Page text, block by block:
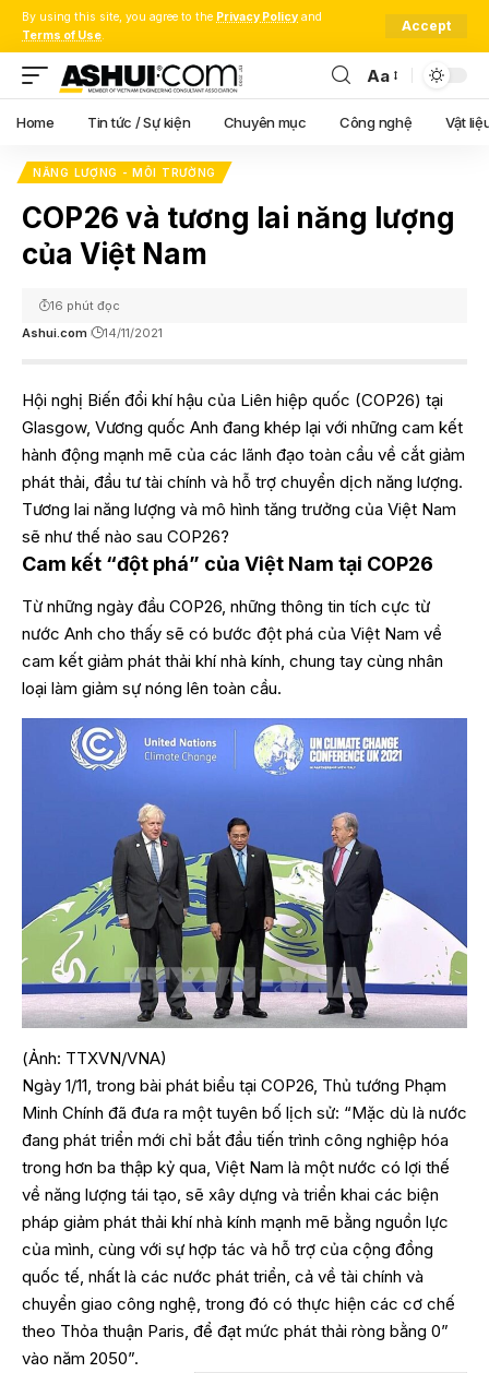
By using this site, you agree to the Privacy Policy and
Terms of Use.
Accept
Font
Resizer
Aa
Home Tin tức / Sự kiện Chuyên mục Công nghệ Vật
NĂNG LƯỢNG - MÔI TRƯỜNG
COP26 và tương lai năng lượng
của Việt Nam
Ashui.com 14/11/2021
16 phút đọc
Hội nghị Biến đổi khí hậu của Liên hiệp quốc (COP26) tại
Glasgow, Vương quốc Anh đang khép lại với những cam kết
hành động mạnh mẽ của các lãnh đạo toàn cầu về cắt giảm
phát thải, đầu tư tài chính và hỗ trợ chuyển dịch năng lượng.
Tương lai năng lượng và mô hình tăng trưởng của Việt Nam
sẽ như thế nào sau COP26?
Cam kết “đột phá” của Việt Nam tại COP26
Từ những ngày đầu COP26, những thông tin tích cực từ
nước Anh cho thấy sẽ có bước đột phá của Việt Nam về
cam kết giảm phát thải khí nhà kính, chung tay cùng nhân
loại làm giảm sự nóng lên toàn cầu.
(Ảnh: TTXVN/VNA)
Ngày 1/11, trong bài phát biểu tại COP26, Thủ tướng Phạm
Minh Chính đã đưa ra một tuyên bố lịch sử: “Mặc dù là nước
đang phát triển mới chỉ bắt đầu tiến trình công nghiệp hóa
trong hơn ba thập kỷ qua, Việt Nam là một nước có lợi thế
về năng lượng tái tạo, sẽ xây dựng và triển khai các biện
pháp giảm phát thải khí nhà kính mạnh mẽ bằng nguồn lực
của mình, cùng với sự hợp tác và hỗ trợ của cộng đồng
quốc tế, nhất là các nước phát triển, cả về tài chính và
chuyển giao công nghệ, trong đó có thực hiện các cơ chế
theo Thỏa thuận Paris, để đạt mức phát thải ròng bằng 0”
vào năm 2050”.